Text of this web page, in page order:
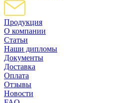
Продукция
О компании
Статьи
Наши дипломы
Документы
Доставка
Оплата
Отзывы
Новости